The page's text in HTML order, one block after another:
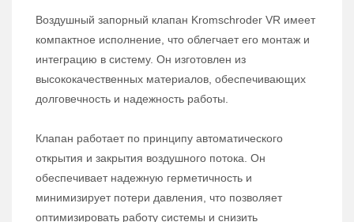
Воздушный запорный клапан Kromschroder VR имеет
компактное исполнение, что облегчает его монтаж и
интеграцию в систему. Он изготовлен из
высококачественных материалов, обеспечивающих
долговечность и надежность работы.
Клапан работает по принципу автоматического
открытия и закрытия воздушного потока. Он
обеспечивает надежную герметичность и
минимизирует потери давления, что позволяет
оптимизировать работу системы и снизить